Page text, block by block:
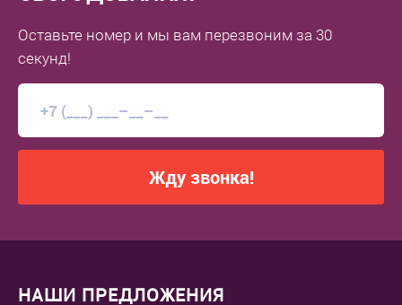
Оставьте номер и мы вам перезвоним за 30
секунд!
Жду звонка!
НАШИ ПРЕДЛОЖЕНИЯ